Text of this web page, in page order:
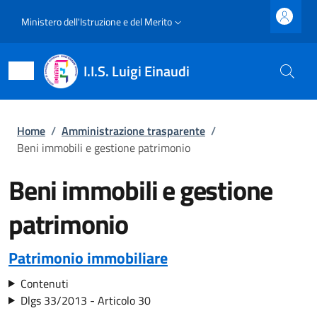
Slim top
Ministero dell'Istruzione e del Merito
I.I.S. Luigi Einaudi
Briciole di pane
Home / Amministrazione trasparente /
Beni immobili e gestione patrimonio
Beni immobili e gestione
patrimonio
Patrimonio immobiliare
Contenuti
Dlgs 33/2013 - Articolo 30